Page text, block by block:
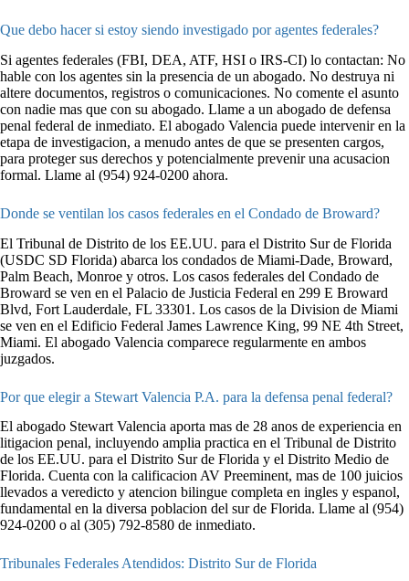
Que debo hacer si estoy siendo investigado por agentes federales?
Si agentes federales (FBI, DEA, ATF, HSI o IRS-CI) lo contactan: No
hable con los agentes sin la presencia de un abogado. No destruya ni
altere documentos, registros o comunicaciones. No comente el asunto
con nadie mas que con su abogado. Llame a un abogado de defensa
penal federal de inmediato. El abogado Valencia puede intervenir en la
etapa de investigacion, a menudo antes de que se presenten cargos,
para proteger sus derechos y potencialmente prevenir una acusacion
formal. Llame al (954) 924-0200 ahora.
Donde se ventilan los casos federales en el Condado de Broward?
El Tribunal de Distrito de los EE.UU. para el Distrito Sur de Florida
(USDC SD Florida) abarca los condados de Miami-Dade, Broward,
Palm Beach, Monroe y otros. Los casos federales del Condado de
Broward se ven en el Palacio de Justicia Federal en 299 E Broward
Blvd, Fort Lauderdale, FL 33301. Los casos de la Division de Miami
se ven en el Edificio Federal James Lawrence King, 99 NE 4th Street,
Miami. El abogado Valencia comparece regularmente en ambos
juzgados.
Por que elegir a Stewart Valencia P.A. para la defensa penal federal?
El abogado Stewart Valencia aporta mas de 28 anos de experiencia en
litigacion penal, incluyendo amplia practica en el Tribunal de Distrito
de los EE.UU. para el Distrito Sur de Florida y el Distrito Medio de
Florida. Cuenta con la calificacion AV Preeminent, mas de 100 juicios
llevados a veredicto y atencion bilingue completa en ingles y espanol,
fundamental en la diversa poblacion del sur de Florida. Llame al (954)
924-0200 o al (305) 792-8580 de inmediato.
Tribunales Federales Atendidos: Distrito Sur de Florida